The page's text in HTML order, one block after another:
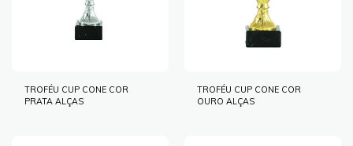
TROFÉU CUP CONE COR
PRATA ALÇAS
TROFÉU CUP CONE COR
OURO ALÇAS